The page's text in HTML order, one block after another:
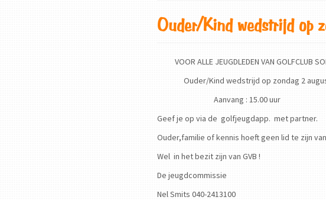
Ouder/Kind wedstrijd op
VOOR ALLE JEUGDLEDEN VAN GOLFCLUB
Ouder/Kind wedstrijd op zondag 2
Aanvang : 15.00 uur
Geef je op via de golfjeugdapp. met partner.
Ouder,familie of kennis hoeft geen lid te zijn
Wel in het bezit zijn van GVB !
De jeugdcommissie
Nel Smits 040-2413100